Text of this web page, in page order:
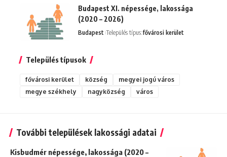
Budapest XI. népessége, lakossága
(2020 – 2026)
Budapest Település típus:fővárosi kerület
Település típusok
fővárosi kerület község
megyei jogú város
megye székhely
nagyközség város
További települések lakossági adatai
Kisbudmér népessége, lakossága (2020 –